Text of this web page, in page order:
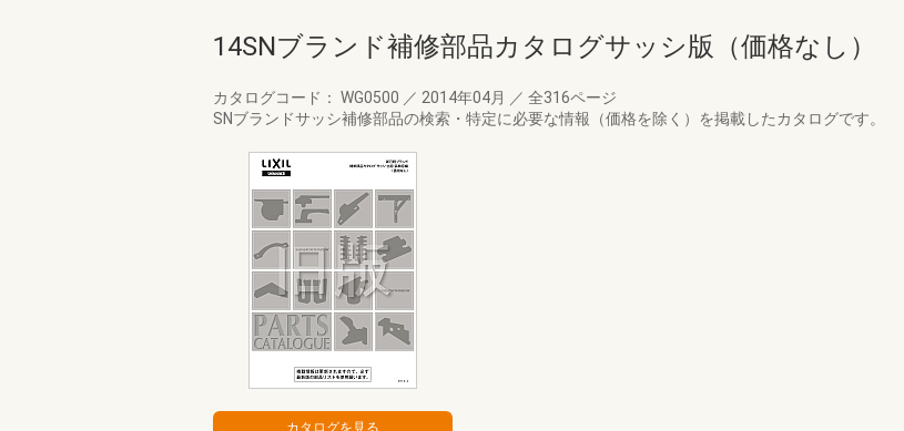
14SNブランド補修部品カタログサッシ版（価格なし）
カタログコード： WG0500 ／ 2014年04月 ／ 全316ページ
SNブランドサッシ補修部品の検索・特定に必要な情報（価格を除く）を掲載したカタログです。